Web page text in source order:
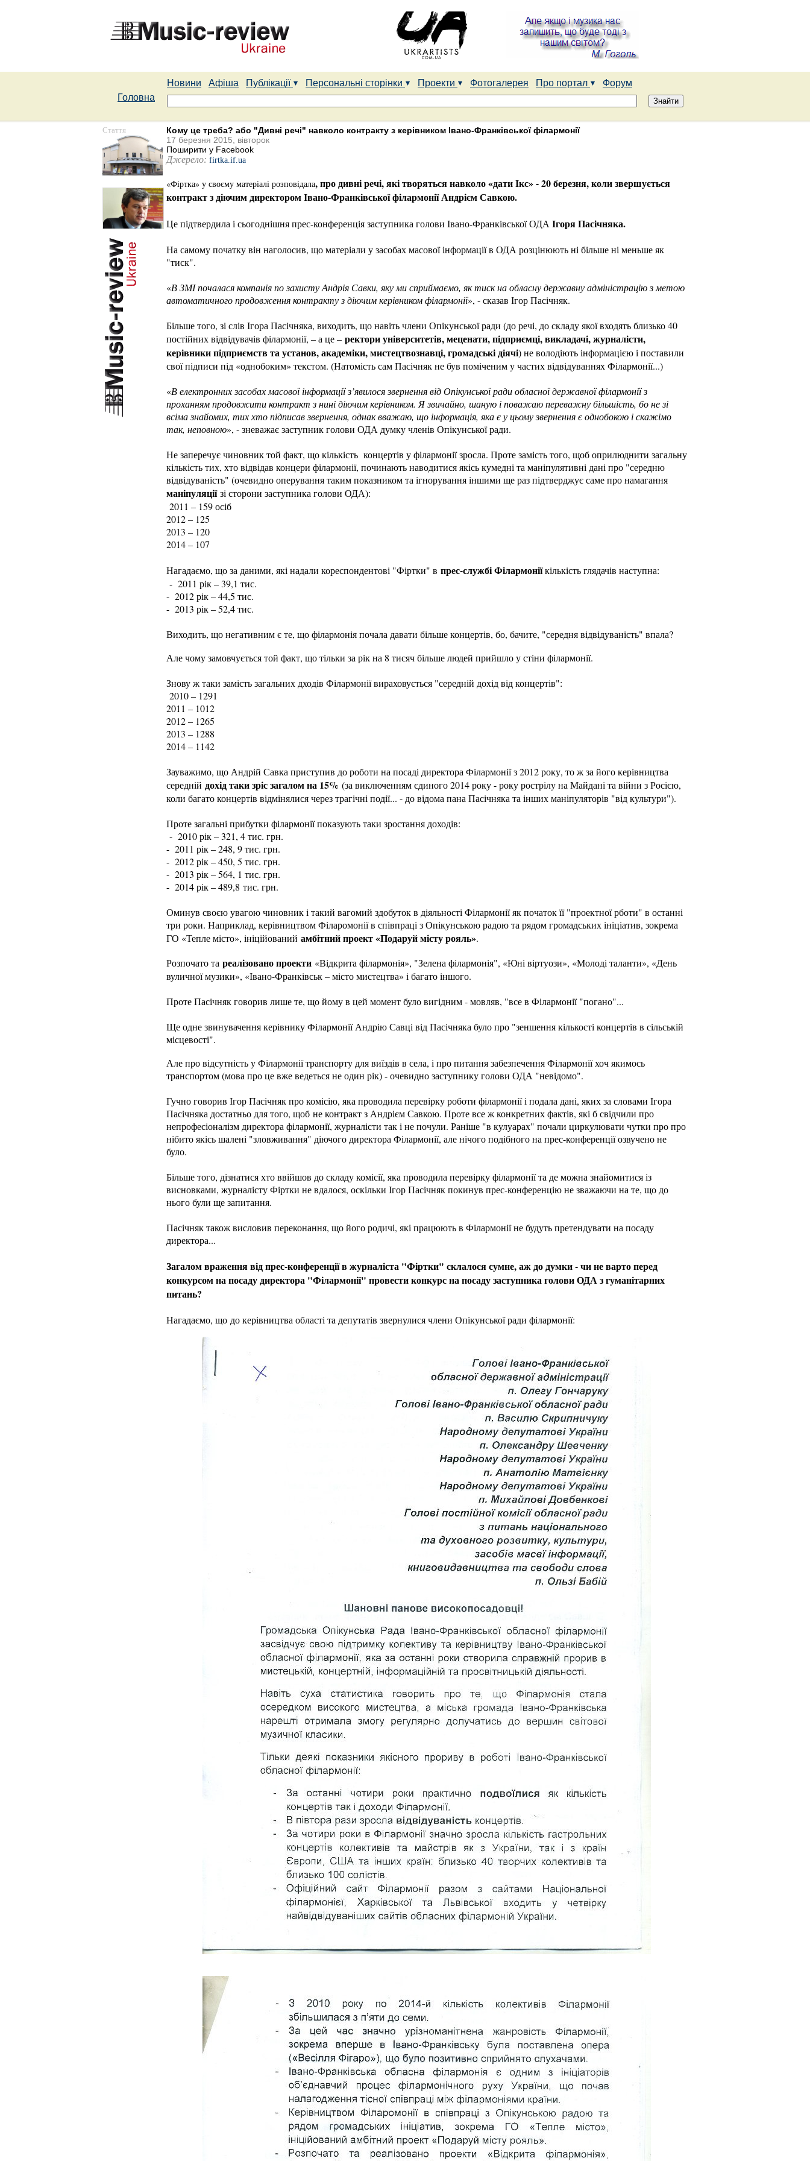
Новини Афіша Публікації Персональні сторінки Проекти Фотогалерея Про портал
Форум
Головна
Стаття
Кому це треба? або "Дивні речі" навколо контракту з керівником Івано-Франківської філармонії
17 березня 2015, вівторок
Поширити у Facebook
Джерело: firtka.if.ua
«Фіртка» у своєму матеріалі розповідала, про дивні речі, які творяться навколо «дати Ікс» - 20 березня, коли звершується
контракт з діючим директором Івано-Франківської філармонії Андрієм Савкою.
Це підтвердила і сьогоднішня прес-конференція заступника голови Івано-Франківської ОДА Ігоря Пасічняка.
На самому початку він наголосив, що матеріали у засобах масової інформації в ОДА розцінюють ні більше ні меньше як
"тиск".
«В ЗМІ почалася компанія по захисту Андрія Савки, яку ми сприймаємо, як тиск на обласну державну адміністрацію з метою
автоматичного продовження контракту з діючим керівником філармонії», - сказав Ігор Пасічняк.
Більше того, зі слів Ігора Пасічняка, виходить, що навіть члени Опікунської ради (до речі, до складу якої входять близько 40
постійних відвідувачів філармонії, – а це – ректори університетів, меценати, підприємці, викладачі, журналісти,
керівники підприємств та установ, академіки, мистецтвознавці, громадські діячі) не володіють інформацією і поставили
свої підписи під «однобоким» текстом. (Натомість сам Пасічняк не був поміченим у частих відвідуваннях Філармонії...)
«В електронних засобах масової інформації з’явилося звернення від Опікунської ради обласної державної філармонії з
проханням продовжити контракт з нині діючим керівником. Я звичайно, шаную і поважаю переважну більшість, бо не зі
всіма знайомих, тих хто підписав звернення, однак вважаю, що інформація, яка є у цьому звернення є однобокою і скажімо
так, неповною», - зневажає заступник голови ОДА думку членів Опікунської ради.
Не заперечує чиновник той факт, що кількість концертів у філармонії зросла. Проте замість того, щоб оприлюднити загальну
кількість тих, хто відвідав концери філармонії, починають наводитися якісь кумедні та маніпулятивні дані про "середню
відвідуваність" (очевидно оперування таким показником та ігнорування іншими ще раз підтверджує саме про намагання
маніпуляціїзі сторони заступника голови ОДА):
2011 – 159 осіб
2012 – 125
2013 – 120
2014 – 107
Нагадаємо, що за даними, які надали кореспондентові "Фіртки" в прес-службі Філармоніїкількість глядачів наступна:
- 2011 рік – 39,1 тис.
- 2012 рік – 44,5 тис.
- 2013 рік – 52,4 тис.
Виходить, що негативним є те, що філармонія почала давати більше концертів, бо, бачите, "середня відвідуваність" впала?
Але чому замовчується той факт, що тільки за рік на 8 тисяч більше людей прийшло у стіни філармонії.
Знову ж таки замість загальних дходів Філармонії вираховується "середній дохід від концертів":
2010 – 1291
2011 – 1012
2012 – 1265
2013 – 1288
2014 – 1142
Зауважимо, що Андрій Савка приступив до роботи на посаді директора Філармонії з 2012 року, то ж за його керівництва
середній дохід таки зріс загалом на 15% (за виключенням єдиного 2014 року - року рострілу на Майдані та війни з Росією,
коли багато концертів відмінялися через трагічні події... - до відома пана Пасічняка та інших маніпуляторів "від культури").
Проте загальні прибутки філармонії показують таки зростання доходів:
- 2010 рік – 321, 4 тис. грн.
- 2011 рік – 248, 9 тис. грн.
- 2012 рік – 450, 5 тис. грн.
- 2013 рік – 564, 1 тис. грн.
- 2014 рік – 489,8 тис. грн.
Оминув своєю увагою чиновник і такий вагомий здобуток в діяльності Філармонії як початок її "проектної рботи" в останні
три роки. Наприклад, керівництвом Філаромонії в співпраці з Опікунською радою та рядом громадських ініціатив, зокрема
ГО «Тепле місто», ініційований амбітний проект «Подаруй місту рояль».
Розпочато та реалізовано проекти «Відкрита філармонія», "Зелена філармонія", «Юні віртуози», «Молоді таланти», «День
вуличної музики», «Івано-Франківськ – місто мистецтва» і багато іншого.
Проте Пасічняк говорив лише те, що йому в цей момент було вигідним - мовляв, "все в Філармонії "погано"...
Ще одне звинувачення керівнику Філармонії Андрію Савці від Пасічняка було про "зеншення кількості концертів в сільській
місцевості".
Але про відсутність у Філармонії транспорту для виїздів в села, і про питання забезпечення Філармонії хоч якимось
транспортом (мова про це вже ведеться не один рік) - очевидно заступнику голови ОДА "невідомо".
Гучно говорив Ігор Пасічняк про комісію, яка проводила перевірку роботи філармонії і подала дані, яких за словами Ігора
Пасічняка достатньо для того, щоб не контракт з Андрієм Савкою. Проте все ж конкретних фактів, які б свідчили про
непрофесіоналізм директора філармонії, журналісти так і не почули. Раніше "в кулуарах" почали циркулювати чутки про про
нібито якісь шалені "зловживання" діючого директора Філармонії, але нічого подібного на прес-конференції озвучено не
було.
Більше того, дізнатися хто ввійшов до складу комісії, яка проводила перевірку філармонії та де можна знайомитися із
висновками, журналісту Фіртки не вдалося, оскільки Ігор Пасічняк покинув прес-конференцію не зважаючи на те, що до
нього були ще запитання.
Пасічняк також висловив переконання, що його родичі, які працюють в Філармонії не будуть претендувати на посаду
директора...
Загалом враження від прес-конференції в журналіста "Фіртки" склалося сумне, аж до думки - чи не варто перед
конкурсом на посаду директора "Філармонії" провести конкурс на посаду заступника голови ОДА з гуманітарних
питань?
Нагадаємо, що до керівництва області та депутатів звернулися члени Опікунської ради філармонії: